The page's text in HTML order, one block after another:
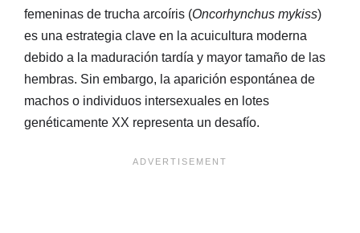
femeninas de trucha arcoíris (Oncorhynchus mykiss)
es una estrategia clave en la acuicultura moderna
debido a la maduración tardía y mayor tamaño de las
hembras. Sin embargo, la aparición espontánea de
machos o individuos intersexuales en lotes
genéticamente XX representa un desafío.